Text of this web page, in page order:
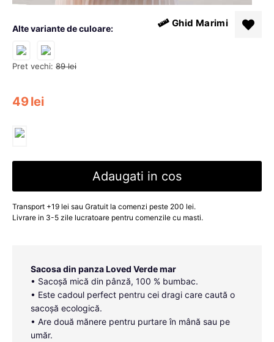
Pret vechi: 89 lei
49lei
Alte variante de culoare: Ghid Marimi
Adaugati in cos
Transport +19 lei sau Gratuit la comenzi peste 200 lei.
Livrare in 3-5 zile lucratoare pentru comenzile cu masti.
Sacosa din panza Loved Verde mar
• Sacoșă mică din pânză, 100 % bumbac.
• Este cadoul perfect pentru cei dragi care caută o
sacoșă ecologică.
• Are două mănere pentru purtare în mână sau pe
umăr.